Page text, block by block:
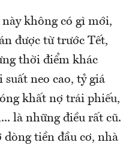
không có gì mới,
được từ trước Tết,
thời điểm khác
neo cao, tỷ giá
khất nợ trái phiếu,
là những điều rất cũ.
tiền đầu cơ, nhà